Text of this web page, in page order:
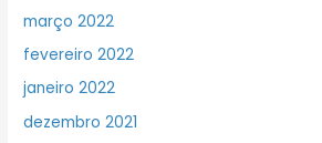
março 2022
fevereiro 2022
janeiro 2022
dezembro 2021